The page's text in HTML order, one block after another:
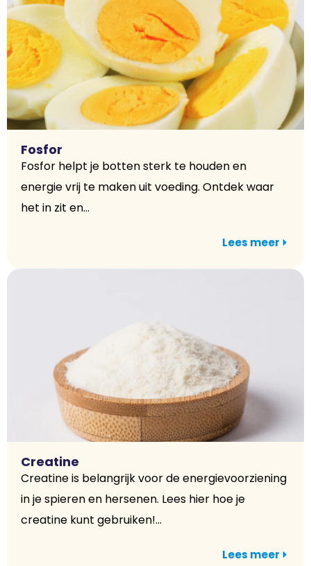
Fosfor
Fosfor helpt je botten sterk te houden en
energie vrij te maken uit voeding. Ontdek waar
het in zit en...
Lees meer
Creatine
Creatine is belangrijk voor de energievoorziening
in je spieren en hersenen. Lees hier hoe je
creatine kunt gebruiken!...
Lees meer